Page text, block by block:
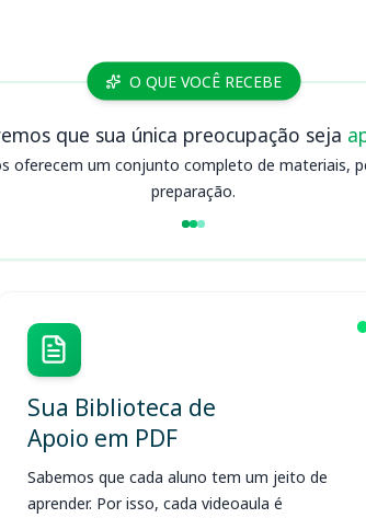
O QUE VOCÊ RECEBE
que sua única preocupação seja
oferecem um conjunto completo de materiais,
preparação.
Sua Biblioteca de
Apoio em PDF
Sabemos que cada aluno tem um jeito de
aprender. Por isso, cada videoaula é